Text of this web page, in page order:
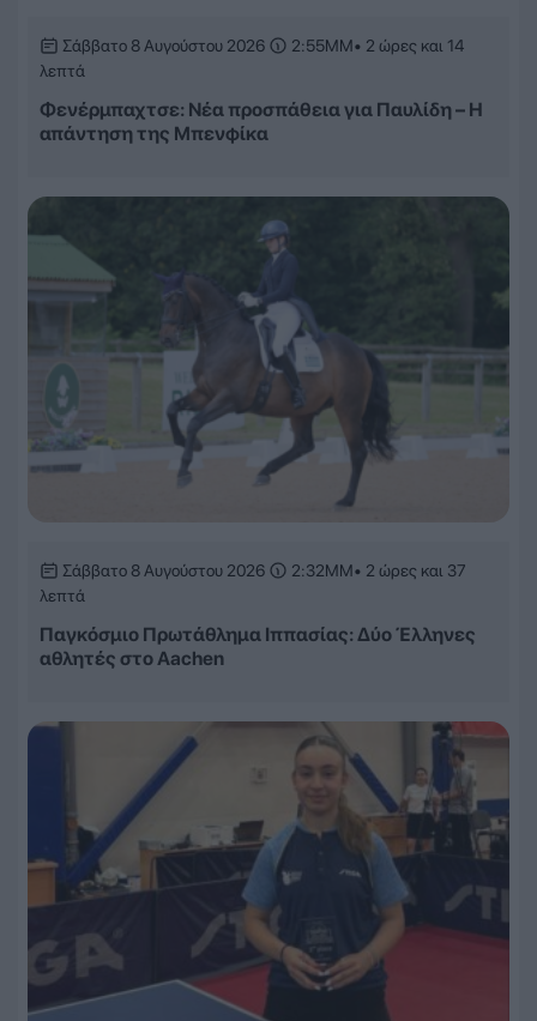
Σάββατο 8 Αυγούστου 2026 2:55ΜΜ• 2 ώρες και 14
λεπτά
Φενέρμπαχτσε: Νέα προσπάθεια για Παυλίδη – Η
απάντηση της Μπενφίκα
Σάββατο 8 Αυγούστου 2026 2:32ΜΜ• 2 ώρες και 37
λεπτά
Παγκόσμιο Πρωτάθλημα Ιππασίας: Δύο Έλληνες
αθλητές στο Aachen